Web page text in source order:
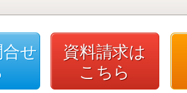
せ
資料請求は
こちら